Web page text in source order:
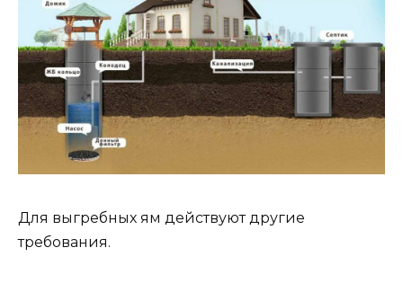
Для выгребных ям действуют другие
требования.